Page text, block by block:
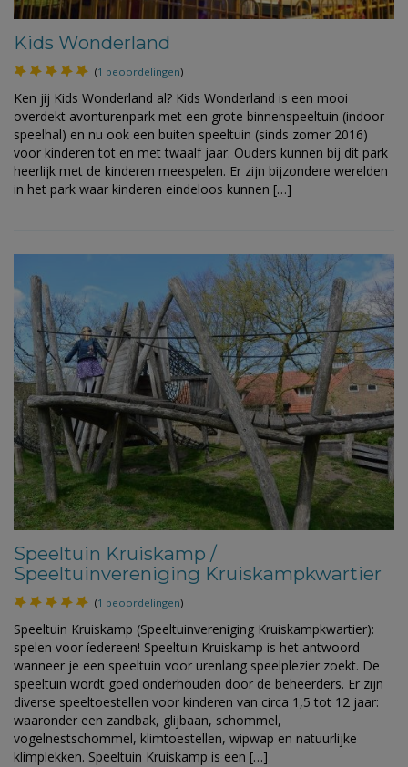
Kids Wonderland
(1 beoordelingen)
Ken jij Kids Wonderland al? Kids Wonderland is een mooi
overdekt avonturenpark met een grote binnenspeeltuin (indoor
speelhal) en nu ook een buiten speeltuin (sinds zomer 2016)
voor kinderen tot en met twaalf jaar. Ouders kunnen bij dit park
heerlijk met de kinderen meespelen. Er zijn bijzondere werelden
in het park waar kinderen eindeloos kunnen […]
Speeltuin Kruiskamp /
Speeltuinvereniging Kruiskampkwartier
(1 beoordelingen)
Speeltuin Kruiskamp (Speeltuinvereniging Kruiskampkwartier):
spelen voor íedereen! Speeltuin Kruiskamp is het antwoord
wanneer je een speeltuin voor urenlang speelplezier zoekt. De
speeltuin wordt goed onderhouden door de beheerders. Er zijn
diverse speeltoestellen voor kinderen van circa 1,5 tot 12 jaar:
waaronder een zandbak, glijbaan, schommel,
vogelnestschommel, klimtoestellen, wipwap en natuurlijke
klimplekken. Speeltuin Kruiskamp is een […]